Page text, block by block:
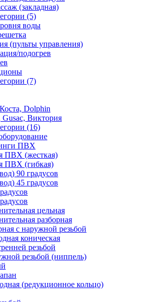
(закладная)
(5)
воды
(пульты управления)
подогрев
(7)
Dolphin
Gusac, Виктория
(16)
ПВХ
ПВХ (жесткая)
ПВХ (гибкая)
90 градусов
45 градусов
цельная
разборная
с наружной резьбой
коническая
резьбой
резьбой (ниппель)
(редукционное кольцо)